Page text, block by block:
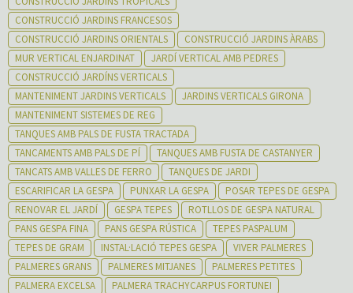
CONSTRUCCIÓ JARDINS FRANCESOS
CONSTRUCCIÓ JARDINS ORIENTALS
CONSTRUCCIÓ JARDINS ÀRABS
MUR VERTICAL ENJARDINAT
JARDÍ VERTICAL AMB PEDRES
CONSTRUCCIÓ JARDÍNS VERTICALS
MANTENIMENT JARDINS VERTICALS
JARDINS VERTICALS GIRONA
MANTENIMENT SISTEMES DE REG
TANQUES AMB PALS DE FUSTA TRACTADA
TANCAMENTS AMB PALS DE PÍ
TANQUES AMB FUSTA DE CASTANYER
TANCATS AMB VALLES DE FERRO
TANQUES DE JARDI
ESCARIFICAR LA GESPA
PUNXAR LA GESPA
POSAR TEPES DE GESPA
RENOVAR EL JARDÍ
GESPA TEPES
ROTLLOS DE GESPA NATURAL
PANS GESPA FINA
PANS GESPA RÚSTICA
TEPES PASPALUM
TEPES DE GRAM
INSTAL·LACIÓ TEPES GESPA
VIVER PALMERES
PALMERES GRANS
PALMERES MITJANES
PALMERES PETITES
PALMERA EXCELSA
PALMERA TRACHYCARPUS FORTUNEI